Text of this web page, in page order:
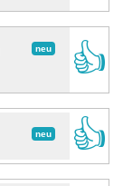
neu
👍
neu
👍